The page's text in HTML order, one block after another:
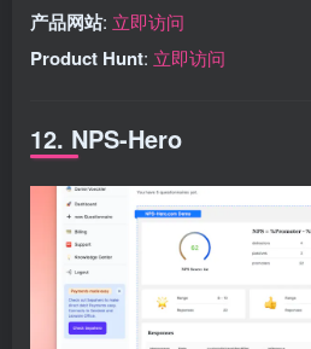
产品网站: 立即访问
Product Hunt: 立即访问
12. NPS-Hero